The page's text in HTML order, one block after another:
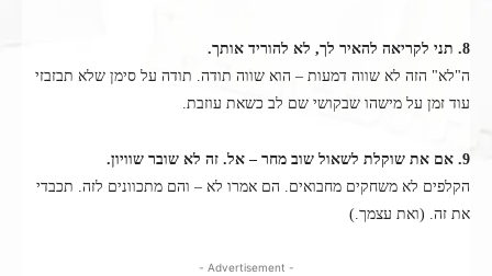
8. תני לקריאה להאיר לך, לא להוריד אותך.
ה"לא" הזה לא שווה דמעות – הוא שווה תודה. תודה על סימן שלא תבזבזי
עוד זמן על מישהו שבקושי שם לב כשאת עוזבת.
9. אם את שוקלת לשאול שוב מחר – אל. זה לא שובר שוויון.
הקלפים לא משחקים מחבואים. הם אמרו לא – והם מתכוונים לזה. תכבדי
את זה. (ואת עצמך.)
- Advertisement -